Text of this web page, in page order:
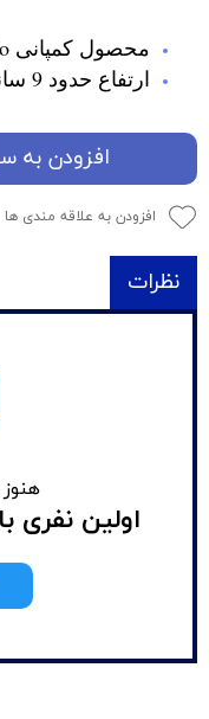
محصول کمپانی Funko
ارتفاع حدود 9 سانتی متر
افزودن به
افزودن به علاقه مندی ها
نظرات
اولین نفری